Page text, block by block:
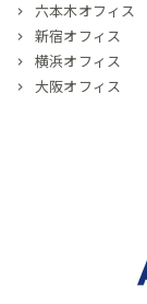
六本木オフィス
新宿オフィス
横浜オフィス
大阪オフィス